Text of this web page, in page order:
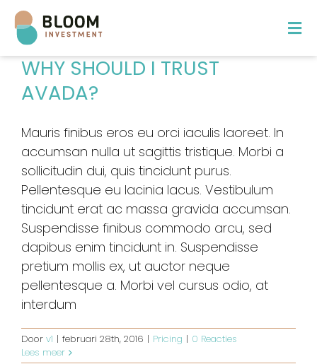
Ga
naar
inhoud
Projecten
Over Bloom
Bloom Academy
Contact
WHY SHOULD I TRUST
AVADA?
Mauris finibus eros eu orci iaculis laoreet. In
accumsan nulla ut sagittis tristique. Morbi a
sollicitudin dui, quis tincidunt purus.
Pellentesque eu lacinia lacus. Vestibulum
tincidunt erat ac massa gravida accumsan.
Suspendisse finibus commodo arcu, sed
dapibus enim tincidunt in. Suspendisse
pretium mollis ex, ut auctor neque
pellentesque a. Morbi vel cursus odio, at
interdum
Door v1 | februari 28th, 2016 | Pricing | 0 Reacties
Lees meer